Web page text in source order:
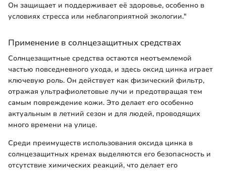
Он защищает и поддерживает её здоровье, особенно в
условиях стресса или неблагоприятной экологии."
Применение в солнцезащитных средствах
Солнцезащитные средства остаются неотъемлемой
частью повседневного ухода, и здесь оксид цинка играет
ключевую роль. Он действует как физический фильтр,
отражая ультрафиолетовые лучи и предотвращая тем
самым повреждение кожи. Это делает его особенно
актуальным в летний сезон и для людей, проводящих
много времени на улице.
Среди преимуществ использования оксида цинка в
солнцезащитных кремах выделяются его безопасность и
отсутствие химических реакций, что делает его